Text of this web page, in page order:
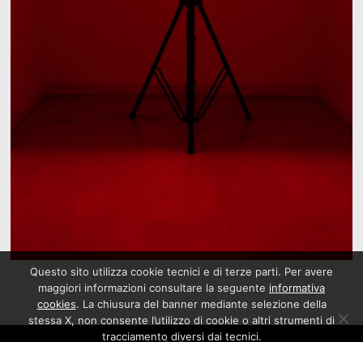
Questo sito utilizza cookie tecnici e di terze parti. Per avere
maggiori informazioni consultare la seguente informativa
cookies. La chiusura del banner mediante selezione della
stessa X, non consente l’utilizzo di cookie o altri strumenti di
tracciamento diversi dai tecnici.